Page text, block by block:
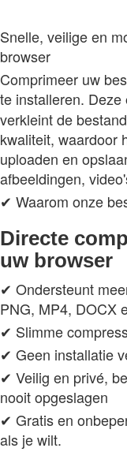
Snelle, veilige en
browser
Comprimeer uw
te installeren. Deze
verkleint de
kwaliteit, waardoor
uploaden en
afbeeldingen,
✔ Waarom onze
Directe
uw browser
✔ Ondersteunt
PNG, MP4, DOCX
✔ Slimme
✔ Geen installatie
✔ Veilig en privé,
nooit opgeslagen
✔ Gratis en
als je wilt.